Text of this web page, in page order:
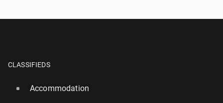
CLASSIFIEDS
Accommodation